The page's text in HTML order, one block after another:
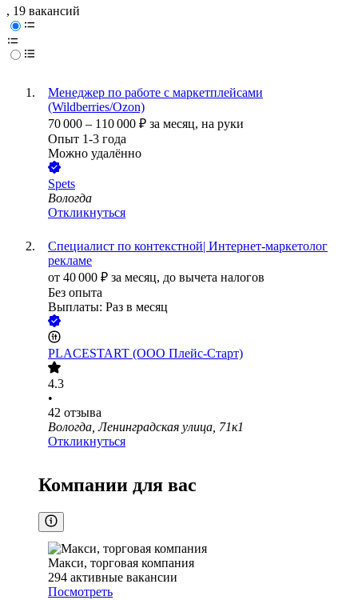
, 19 вакансий
Менеджер по работе с маркетплейсами
(Wildberries/Ozon)
70 000 – 110 000 ₽ за месяц, на руки
Опыт 1-3 года
Можно удалённо
Spets
Вологда
Откликнуться
Специалист по контекстной| Интернет-маркетолог
рекламе
от 40 000 ₽ за месяц, до вычета налогов
Без опыта
Выплаты: Раз в месяц
PLACESTART (ООО Плейс-Старт)
4.3
•
42 отзыва
Вологда, Ленинградская улица, 71к1
Откликнуться
Компании для вас
Макси, торговая компания
294 активные вакансии
Посмотреть